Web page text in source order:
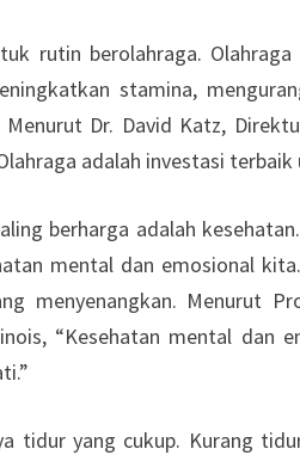
rutin berolahraga.
stamina,
Dr. David Katz,
adalah investasi
berharga adalah
mental dan emosional
menyenangkan. Menurut
“Kesehatan mental dan
tidur yang cukup. Kurang